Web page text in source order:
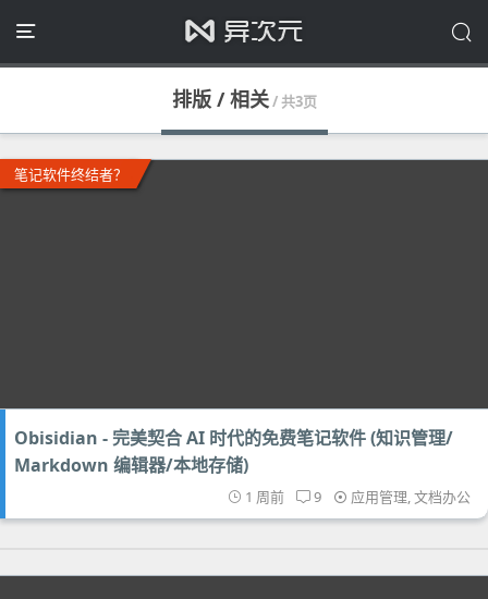
排版 / 相关/ 共3页
笔记软件终结者？
Obisidian - 完美契合 AI 时代的免费笔记软件 (知识管理/
Markdown 编辑器/本地存储)
1 周前 9 应用管理,文档办公